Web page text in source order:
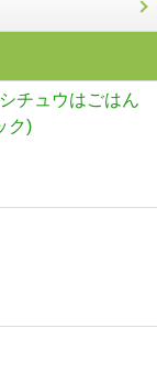
チュウはごはん
ク)